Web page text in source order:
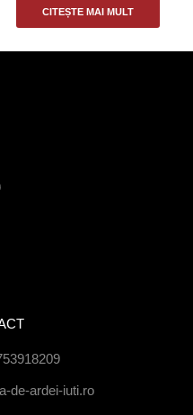
CITEȘTE MAI MULT
de-ardei-iuti.ro